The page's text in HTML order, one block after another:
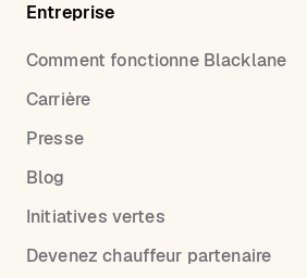
Entreprise
Comment fonctionne Blacklane
Carrière
Presse
Blog
Initiatives vertes
Devenez chauffeur partenaire